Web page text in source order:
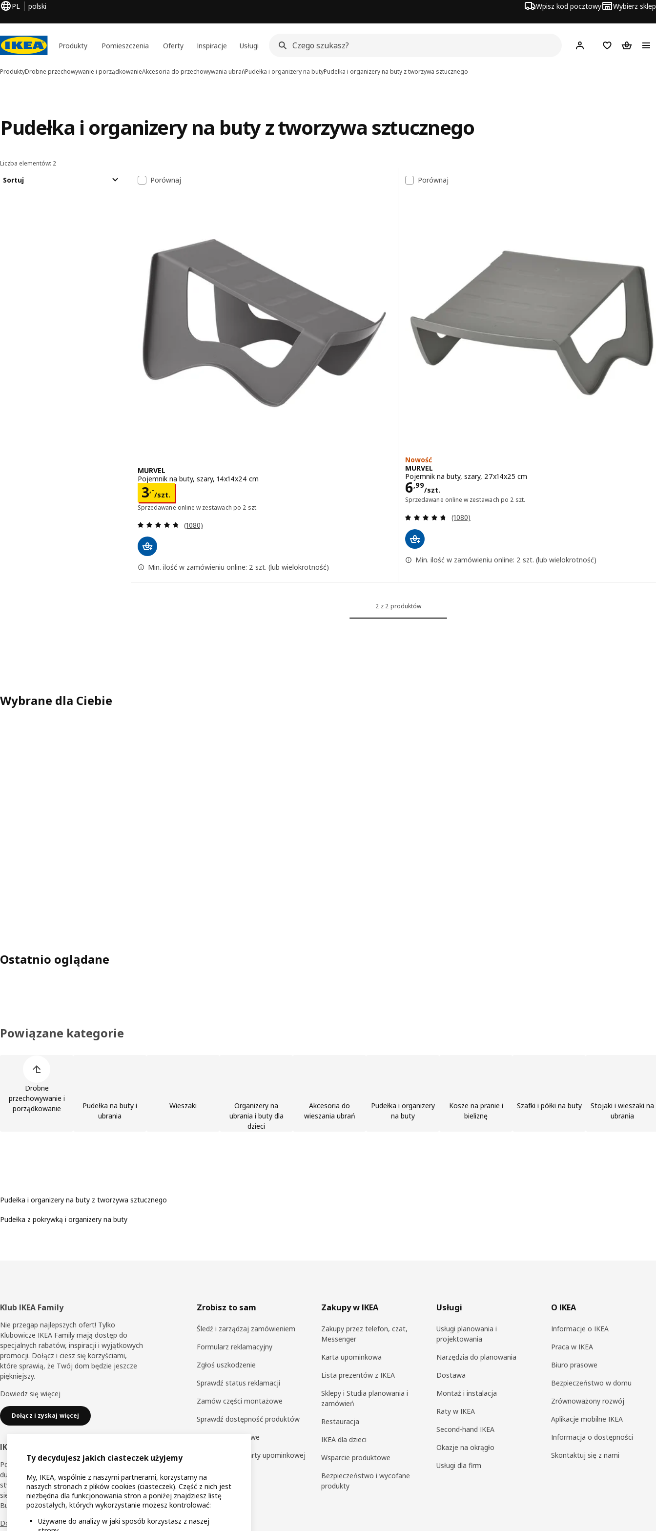
PL polski Wpisz kod pocztowy Wybierz sklep
Produkty Pomieszczenia Oferty Inspiracje Usługi Hej! Zaloguj się
Lista zakupowa
Koszyk
ProduktyDrobne przechowywanie i porządkowanieAkcesoria do przechowywania ubrańPudełka i organizery na butyPudełka i organizery na buty z tworzywa sztucznego
Pudełka i organizery na buty z tworzywa sztucznego
Sortowanie i filtrowanie
Liczba elementów: 2
Sortuj Lista wyników
Porównaj
MURVEL
Pojemnik na buty, szary, 14x14x24 cm
3,-
/szt.
Cena 3,-/szt.
Sprzedawane online w zestawach po 2 szt.
Recenzja: 4.7 z 5 gwiazdki. Łączna liczba recenzji:
(1080)
Min. ilość w zamówieniu online: 2 szt. (lub wielokrotność)
Porównaj
Nowość
MURVEL
Pojemnik na buty, szary, 27x14x25 cm
6,99
/szt.
Cena 6,99/szt.
Sprzedawane online w zestawach po 2 szt.
Recenzja: 4.7 z 5 gwiazdki. Łączna liczba recenzji:
(1080)
Min. ilość w zamówieniu online: 2 szt. (lub wielokrotność)
2 z 2 produktów
Wybrane dla Ciebie
Ostatnio oglądane
Powiązane kategorie
Drobne
przechowywanie i
porządkowanie
Pudełka na buty i
ubrania
Wieszaki
Organizery na
ubrania i buty dla
dzieci
Akcesoria do
wieszania ubrań
Pudełka i organizery
na buty
Kosze na pranie i
bieliznę
Szafki i półki na buty
Stojaki i wieszaki na
ubrania
Pudełka i organizery na buty z tworzywa sztucznego
Pudełka z pokrywką i organizery na buty
Stopka
Klub IKEA Family
Nie przegap najlepszych ofert! Tylko
Klubowicze IKEA Family mają dostęp do
specjalnych rabatów, inspiracji i wyjątkowych
promocji. Dołącz i ciesz się korzyściami,
które sprawią, że Twój dom będzie jeszcze
piękniejszy.
Dowiedz się więcej
Dołącz i zyskaj więcej
IKEA Business Network
Poznaj korzyści dedykowane dla małych i
dużych przedsiębiorców, dzięki którym
stworzysz jeszcze lepsze miejsce pracy dla
siebie i innych. Dołącz do Klubu IKEA
Business Network.
Dowiedz się więcej
Zrobisz to sam
Śledź i zarządzaj zamówieniem
Formularz reklamacyjny
Zgłoś uszkodzenie
Sprawdź status reklamacji
Zamów części montażowe
Sprawdź dostępność produktów
Zwroty ekspresowe
Sprawdź saldo karty upominkowej
Zakupy w IKEA
Zakupy przez telefon, czat,
Messenger
Karta upominkowa
Lista prezentów z IKEA
Sklepy i Studia planowania i
zamówień
Restauracja
IKEA dla dzieci
Wsparcie produktowe
Bezpieczeństwo i wycofane
produkty
Usługi
Usługi planowania i
projektowania
Narzędzia do planowania
Dostawa
Montaż i instalacja
Raty w IKEA
Second-hand IKEA
Okazje na okrągło
Usługi dla firm
O IKEA
Informacje o IKEA
Praca w IKEA
Biuro prasowe
Bezpieczeństwo w domu
Zrównoważony rozwój
Aplikacje mobilne IKEA
Informacja o dostępności
Skontaktuj się z nami
Ty decydujesz jakich ciasteczek użyjemy
My, IKEA, wspólnie z naszymi partnerami, korzystamy na
naszych stronach z plików cookies (ciasteczek). Część z nich jest
niezbędna dla funkcjonowania stron a poniżej znajdziesz listę
pozostałych, których wykorzystanie możesz kontrolować:
Używane do analizy w jaki sposób korzystasz z naszej